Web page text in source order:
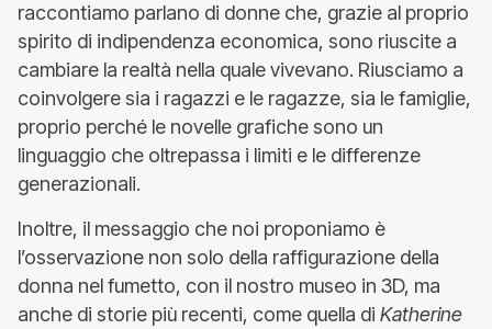
raccontiamo parlano di donne che, grazie al proprio
spirito di indipendenza economica, sono riuscite a
cambiare la realtà nella quale vivevano. Riusciamo a
coinvolgere sia i ragazzi e le ragazze, sia le famiglie,
proprio perché le novelle grafiche sono un
linguaggio che oltrepassa i limiti e le differenze
generazionali.
Inoltre, il messaggio che noi proponiamo è
l’osservazione non solo della raffigurazione della
donna nel fumetto, con il nostro museo in 3D, ma
anche di storie più recenti, come quella di Katherine